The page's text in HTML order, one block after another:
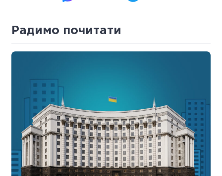
Радимо почитати